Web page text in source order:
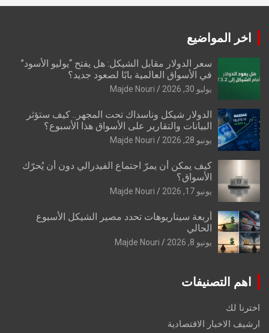
اخر المواضيع
سعر الدولار مقابل الشيكل: هل يفتح “يوليو الأسود”
في الأسواق العالمية بابًا لصعود جديد؟
يوليو 30, 2026 Majde Nouri
الدولار شيكل وناسداك تحت المجهر.. كيف ستؤثر
البيانات والتقارير على الأسواق هذا الأسبوع؟
يونيو 28, 2026 Majde Nouri
كيف يمكن أن يمرّ اجتماع الفيدرالي دون أن يُحرّك
الأسواق؟
يونيو 17, 2026 Majde Nouri
أربعة سيناريوهات تحدد مصير الشيكل الأسبوع
الحالي
يونيو 8, 2026 Majde Nouri
اهم التصنيفات
اخترنا لك
ارشيف الاخبار الاقتصادية